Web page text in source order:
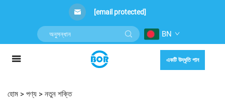
[email protected]
BN
একটি উদ্ধৃতি পান
হোম > পণ্য > নতুন শক্তি